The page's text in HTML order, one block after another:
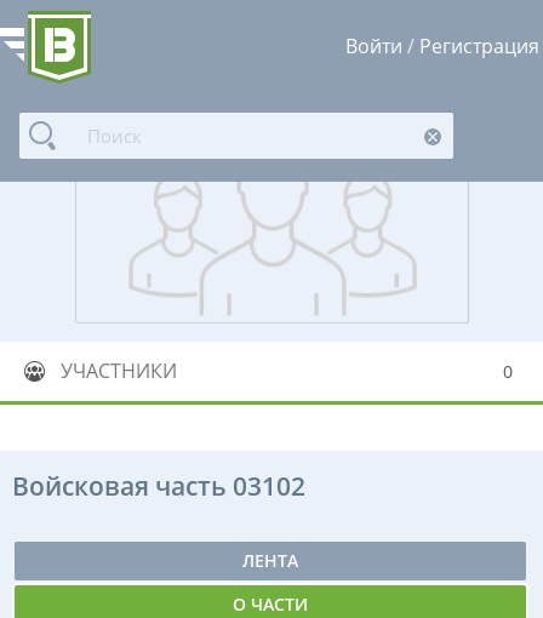
Войти / Регистрация
УЧАСТНИКИ 0
Войсковая часть 03102
ЛЕНТА
О ЧАСТИ